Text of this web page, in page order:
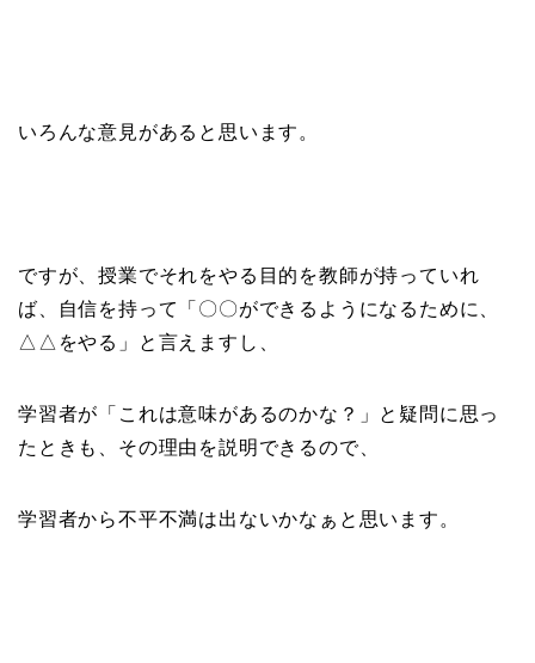
いろんな意見があると思います。
ですが、授業でそれをやる目的を教師が持っていれ
ば、自信を持って「〇〇ができるようになるために、
△△をやる」と言えますし、
学習者が「これは意味があるのかな？」と疑問に思っ
たときも、その理由を説明できるので、
学習者から不平不満は出ないかなぁと思います。